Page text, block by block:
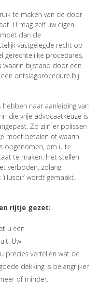
te maken van de door
U mag zelf uw eigen
dan de
vastgelegde recht op
gerechtelijke procedures,
waarin bijstand door een
ontslagprocedure bij
naar aanleiding van
die vrije advocaatkeuze is
Zo zijn er polissen
moet betalen of waarin
opgenomen, om u te
te maken. Het stellen
verboden, zolang
wordt gemaakt.
rijtje gezet:
u een
Uw
precies vertellen wat de
dekking is belangrijker
of minder.